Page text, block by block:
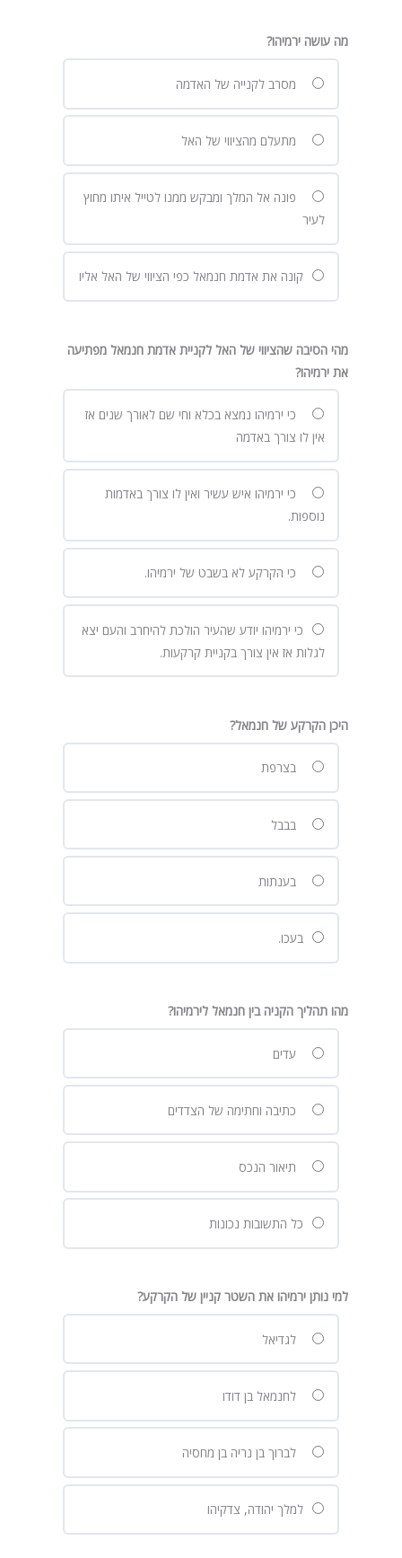
מה עושה ירמיהו?
מסרב לקנייה של האדמה
מתעלם מהציווי של האל
פונה אל המלך ומבקש ממנו לטייל איתו מחוץ
לעיר
קונה את אדמת חנמאל כפי הציווי של האל אליו
מהי הסיבה שהציווי של האל לקניית אדמת חנמאל מפתיעה
את ירמיהו?
כי ירמיהו נמצא בכלא וחי שם לאורך שנים אז
אין לו צורך באדמה
כי ירמיהו איש עשיר ואין לו צורך באדמות
נוספות.
כי הקרקע לא בשבט של ירמיהו.
כי ירמיהו יודע שהעיר הולכת להיחרב והעם יצא
לגלות אז אין צורך בקניית קרקעות.
היכן הקרקע של חנמאל?
בצרפת
בבבל
בענתות
בעכו.
מהו תהליך הקניה בין חנמאל לירמיהו?
עדים
כתיבה וחתימה של הצדדים
תיאור הנכס
כל התשובות נכונות
למי נותן ירמיהו את השטר קניין של הקרקע?
לגדיאל
לחנמאל בן דודו
לברוך בן נריה בן מחסיה
למלך יהודה, צדקיהו